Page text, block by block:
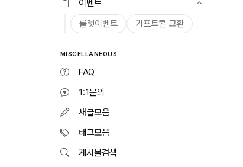
이벤트
룰렛이벤트
기프트콘 교환
MISCELLANEOUS
FAQ
1:1문의
새글모음
태그모음
게시물검색